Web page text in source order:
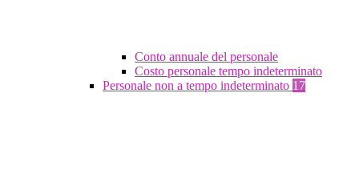
Conto annuale del personale
Costo personale tempo indeterminato
Personale non a tempo indeterminato 17